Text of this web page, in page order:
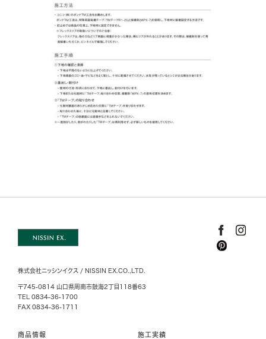
株式会社ニッシンイクス / NISSIN EX.CO.,LTD.
〒745-0814 山口県周南市鼓海2丁目118番63
TEL 0834-36-1700
FAX 0834-36-1711
商品情報 施工実績